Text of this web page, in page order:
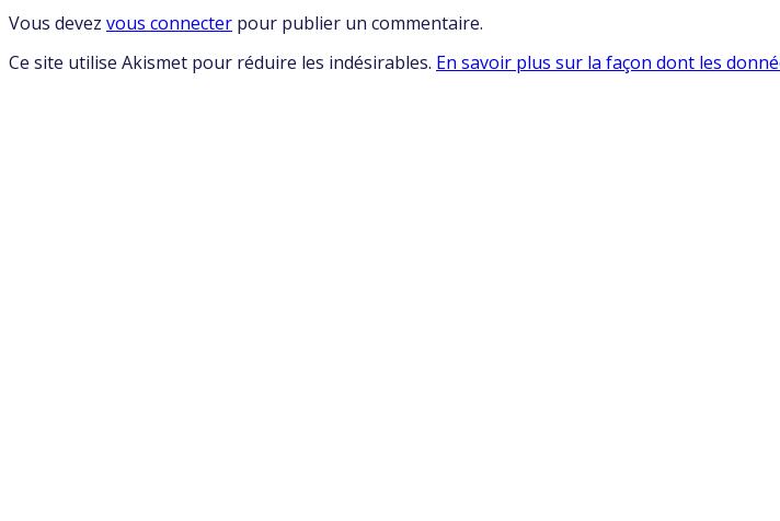
Vous devez vous connecter pour publier un commentaire.
Ce site utilise Akismet pour réduire les indésirables. En savoir plus sur la façon dont les